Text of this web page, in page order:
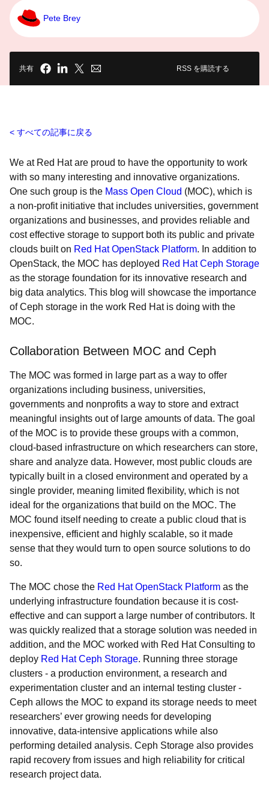
Pete Brey
共有 RSS を購読する
すべての記事に戻る
We at Red Hat are proud to have the opportunity to work
with so many interesting and innovative organizations.
One such group is the Mass Open Cloud (MOC), which is
a non-profit initiative that includes universities, government
organizations and businesses, and provides reliable and
cost effective storage to support both its public and private
clouds built on Red Hat OpenStack Platform. In addition to
OpenStack, the MOC has deployed Red Hat Ceph Storage
as the storage foundation for its innovative research and
big data analytics. This blog will showcase the importance
of Ceph storage in the work Red Hat is doing with the
MOC.
Collaboration Between MOC and Ceph
The MOC was formed in large part as a way to offer
organizations including business, universities,
governments and nonprofits a way to store and extract
meaningful insights out of large amounts of data. The goal
of the MOC is to provide these groups with a common,
cloud-based infrastructure on which researchers can store,
share and analyze data. However, most public clouds are
typically built in a closed environment and operated by a
single provider, meaning limited flexibility, which is not
ideal for the organizations that build on the MOC. The
MOC found itself needing to create a public cloud that is
inexpensive, efficient and highly scalable, so it made
sense that they would turn to open source solutions to do
so.
The MOC chose the Red Hat OpenStack Platform as the
underlying infrastructure foundation because it is cost-
effective and can support a large number of contributors. It
was quickly realized that a storage solution was needed in
addition, and the MOC worked with Red Hat Consulting to
deploy Red Hat Ceph Storage. Running three storage
clusters - a production environment, a research and
experimentation cluster and an internal testing cluster -
Ceph allows the MOC to expand its storage needs to meet
researchers’ ever growing needs for developing
innovative, data-intensive applications while also
performing detailed analysis. Ceph Storage also provides
rapid recovery from issues and high reliability for critical
research project data.